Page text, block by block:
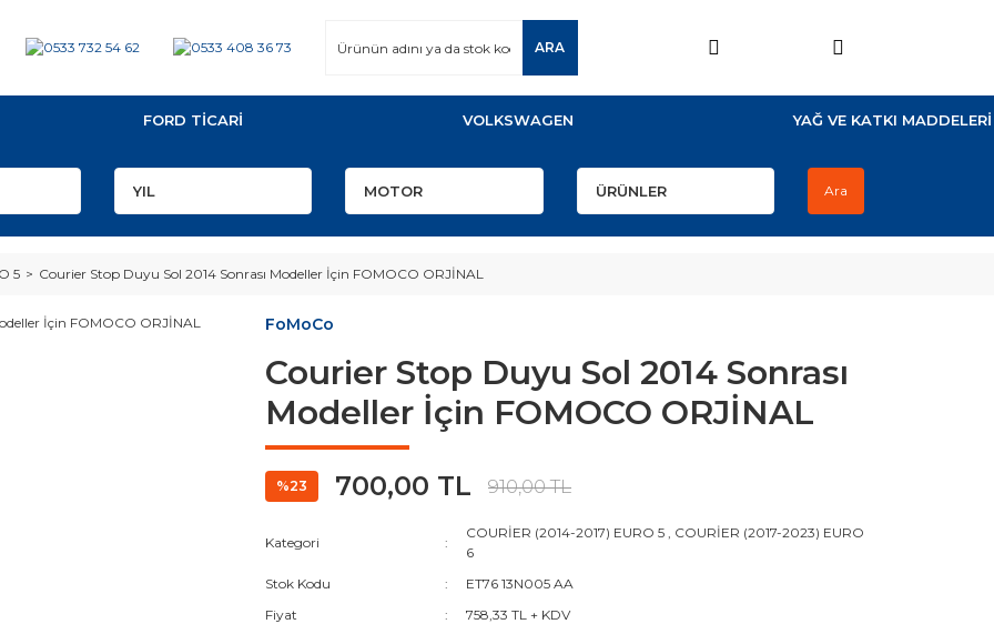
ARA
FORD TİCARİ VOLKSWAGEN YAĞ VE KATKI MADDELERİ
Ara
5 Courier Stop Duyu Sol 2014 Sonrası Modeller İçin FOMOCO ORJİNAL
FoMoCo
Courier Stop Duyu Sol 2014 Sonrası
Modeller İçin FOMOCO ORJİNAL
%23 700,00 TL 910,00 TL
Kategori
COURİER (2014-2017) EURO 5 , COURİER (2017-2023) EURO
6
Stok Kodu
ET76 13N005 AA
Fiyat
758,33 TL + KDV